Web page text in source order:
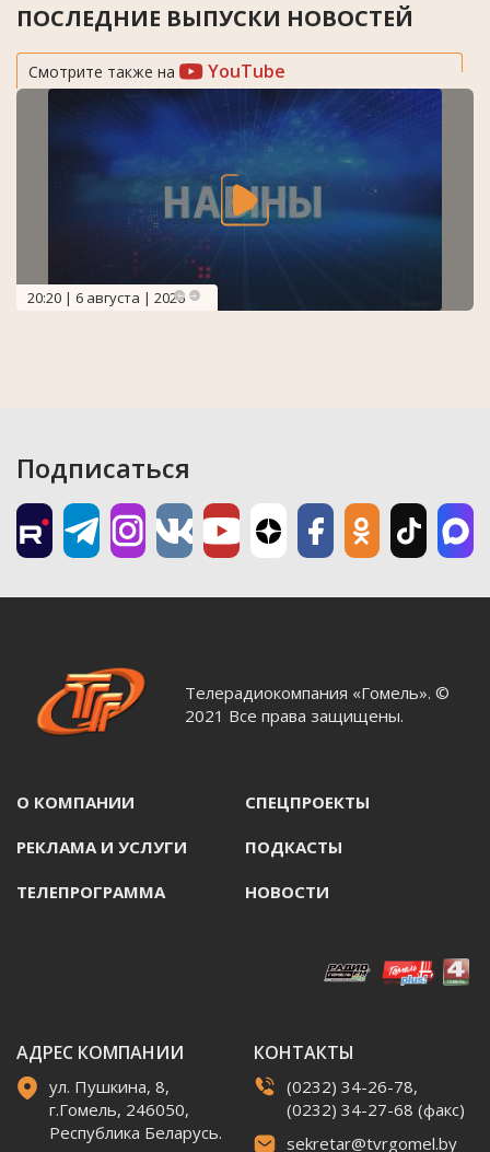
ПОСЛЕДНИЕ ВЫПУСКИ НОВОСТЕЙ
Смотрите также на YouTube
20:20 | 6 августа | 2026
Подписаться
Телерадиокомпания «Гомель». ©
2021 Все права защищены.
О КОМПАНИИ СПЕЦПРОЕКТЫ
РЕКЛАМА И УСЛУГИ ПОДКАСТЫ
ТЕЛЕПРОГРАММА НОВОСТИ
АДРЕС КОМПАНИИ
ул. Пушкина, 8,
г.Гомель, 246050,
Республика Беларусь.
КОНТАКТЫ
(0232) 34-26-78,
(0232) 34-27-68 (факс)
sekretar@tvrgomel.by